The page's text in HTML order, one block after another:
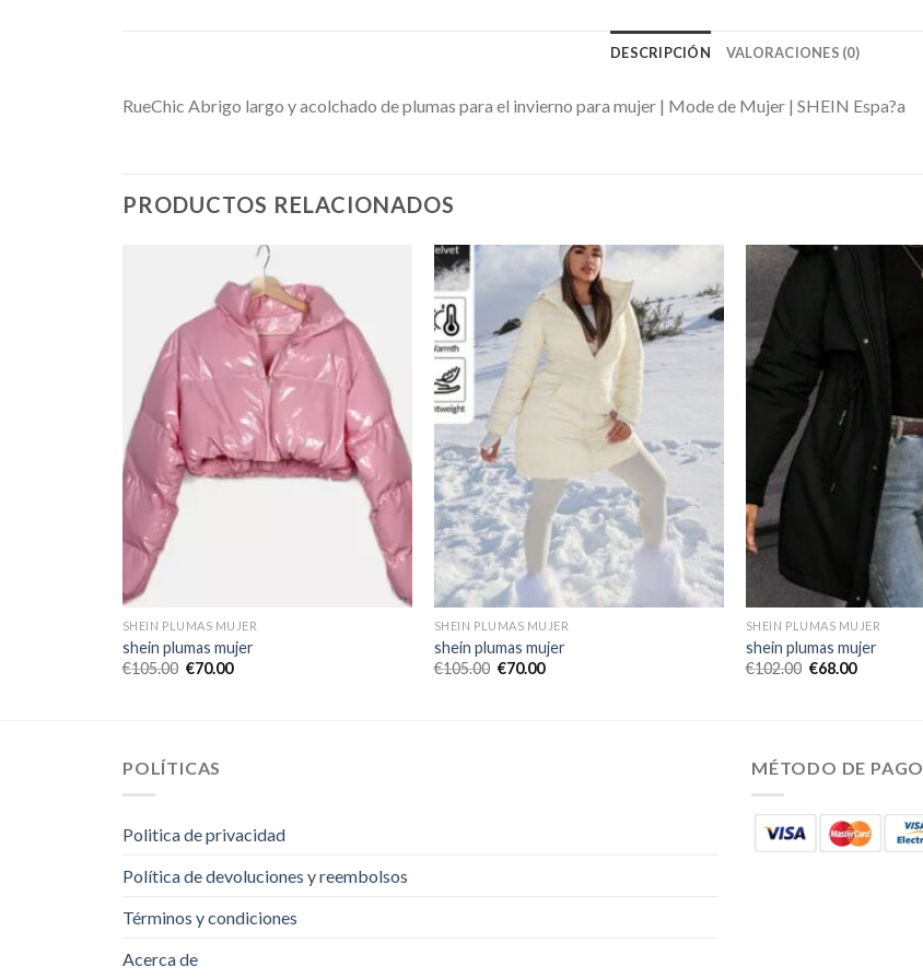
DESCRIPCIÓN VALORACIONES (0)
RueChic Abrigo largo y acolchado de plumas para el invierno para mujer | Mode de Mujer | SHEIN Espa?a
PRODUCTOS RELACIONADOS
SHEIN PLUMAS MUJER
shein plumas mujer
€105.00 €70.00
SHEIN PLUMAS MUJER
shein plumas mujer
€105.00 €70.00
SHEIN PLUMAS MUJER
shein plumas mujer
€102.00 €68.00
POLÍTICAS
Politica de privacidad
Política de devoluciones y reembolsos
Términos y condiciones
Acerca de
MÉTODO DE PAGO